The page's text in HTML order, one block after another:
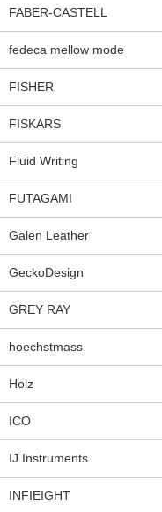
FABER-CASTELL
fedeca mellow mode
FISHER
FISKARS
Fluid Writing
FUTAGAMI
Galen Leather
GeckoDesign
GREY RAY
hoechstmass
Holz
ICO
IJ Instruments
INFIEIGHT